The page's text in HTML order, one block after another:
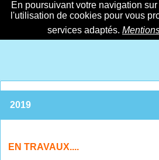
En poursuivant votre navigation
l'utilisation de cookies pour vous
services adaptés.
2019
EN TRAVAUX....